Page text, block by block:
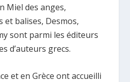
Miel des anges,
et balises, Desmos,
sont parmi les éditeurs
d’auteurs grecs.
et en Grèce ont accueilli